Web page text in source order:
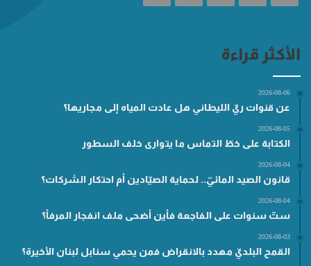
الأكثر قراءة
2026-08-06
عن قنوات ريّ الليطاني هل عادت المياه إلى مجاريها؟
2026-08-05
الكتابة على خطّ التماس ما يتوارى خلف السطور
2026-08-04
قانون الصيد المائيّ.. لحماية الصيّادين أم احتكار الشركات؟
2026-08-04
ستّ سنوات على الفاجعة فأين أضحى ملف انفجار المرفأ؟
2026-08-03
القمح البلديّ مهدد بالانقراض فمن يحمي سنابل لبنان الأخيرة؟